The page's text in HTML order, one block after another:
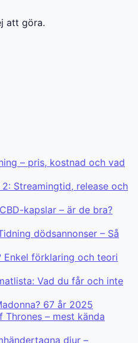
att göra.
– pris, kostnad och vad
Streamingtid, release och
kapslar – är de bra?
dödsannonser – Så
Enkel förklaring och teori
Vad du får och inte
67 år 2025
Thrones – mest kända
djur –